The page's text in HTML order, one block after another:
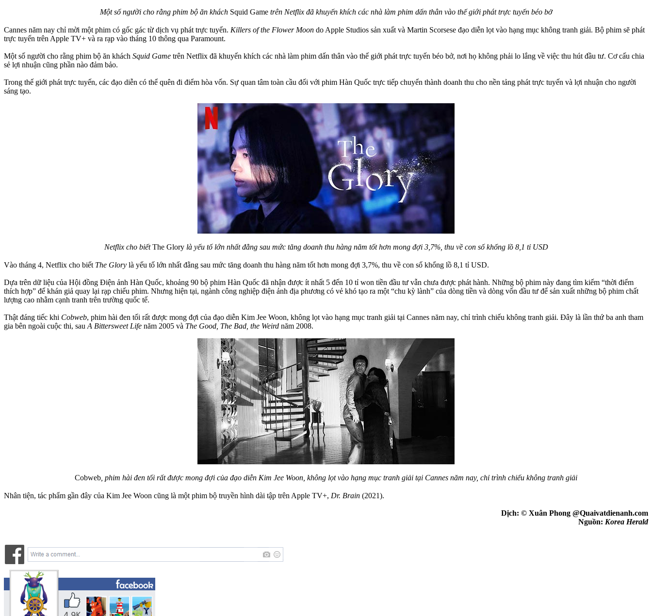
Một số người cho rằng phim bộ ăn khách Squid Gametrên Netflix đã khuyến khích các nhà làm phim dấn thân vào thế giới phát trực tuyến béo bở
Cannes năm nay chỉ mời một phim có gốc gác từ dịch vụ phát trực tuyến. Killers of the Flower Moon do Apple Studios sản xuất và Martin Scorsese đạo diễn lọt vào hạng mục không tranh giải. Bộ phim sẽ phát
trực tuyến trên Apple TV+ và ra rạp vào tháng 10 thông qua Paramount.
Một số người cho rằng phim bộ ăn khách Squid Game trên Netflix đã khuyến khích các nhà làm phim dấn thân vào thế giới phát trực tuyến béo bở, nơi họ không phải lo lắng về việc thu hút đầu tư. Cơ cấu chia
sẻ lợi nhuận cũng phần nào đảm bảo.
Trong thế giới phát trực tuyến, các đạo diễn có thể quên đi điểm hòa vốn. Sự quan tâm toàn cầu đối với phim Hàn Quốc trực tiếp chuyển thành doanh thu cho nền tảng phát trực tuyến và lợi nhuận cho người
sáng tạo.
Netflix cho biếtThe Glorylà yếu tố lớn nhất đằng sau mức tăng doanh thu hàng năm tốt hơn mong đợi 3,7%, thu về con số khổng lồ 8,1 tỉ USD
Vào tháng 4, Netflix cho biết The Glory là yếu tố lớn nhất đằng sau mức tăng doanh thu hàng năm tốt hơn mong đợi 3,7%, thu về con số khổng lồ 8,1 tỉ USD.
Dựa trên dữ liệu của Hội đồng Điện ảnh Hàn Quốc, khoảng 90 bộ phim Hàn Quốc đã nhận được ít nhất 5 đến 10 tỉ won tiền đầu tư vẫn chưa được phát hành. Những bộ phim này đang tìm kiếm “thời điểm
thích hợp” để khán giả quay lại rạp chiếu phim. Nhưng hiện tại, ngành công nghiệp điện ảnh địa phương có vẻ khó tạo ra một “chu kỳ lành” của dòng tiền và dòng vốn đầu tư để sản xuất những bộ phim chất
lượng cao nhằm cạnh tranh trên trường quốc tế.
Thật đáng tiếc khi Cobweb, phim hài đen tối rất được mong đợi của đạo diễn Kim Jee Woon, không lọt vào hạng mục tranh giải tại Cannes năm nay, chỉ trình chiếu không tranh giải. Đây là lần thứ ba anh tham
gia bên ngoài cuộc thi, sau A Bittersweet Life năm 2005 và The Good, The Bad, the Weird năm 2008.
Cobweb , phim hài đen tối rất được mong đợi của đạo diễn Kim Jee Woon, không lọt vào hạng mục tranh giải tại Cannes năm nay, chỉ trình chiếu không tranh giải
Nhân tiện, tác phẩm gần đây của Kim Jee Woon cũng là một phim bộ truyền hình dài tập trên Apple TV+, Dr. Brain (2021).
Dịch: © Xuân Phong @Quaivatdienanh.com
Nguồn: Korea Herald